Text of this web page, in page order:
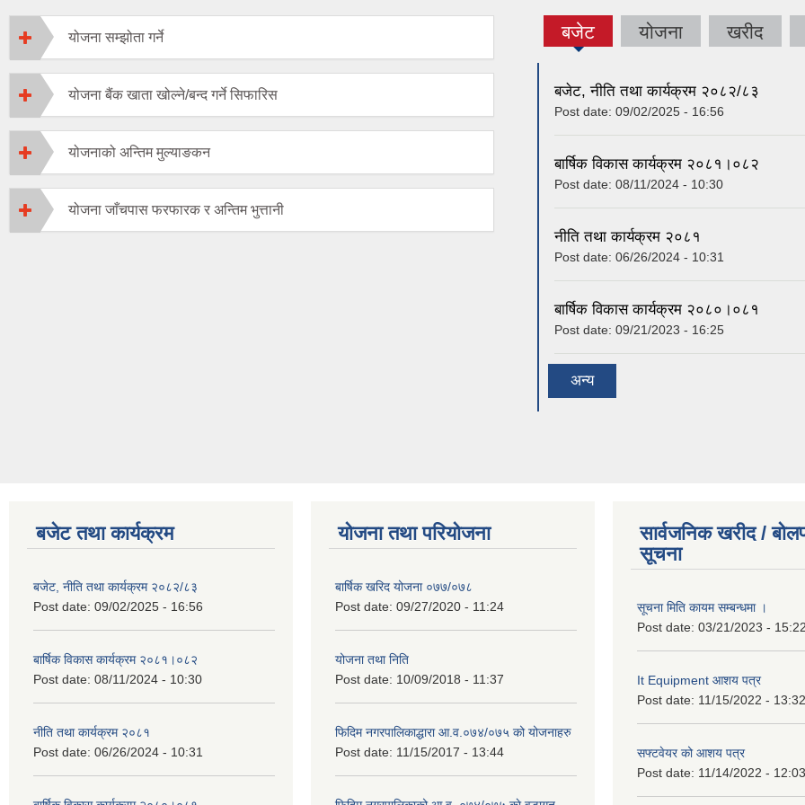
योजना सम्झोता गर्ने
योजना बैंक खाता खोल्ने/बन्द गर्ने सिफारिस
योजनाको अन्तिम मुल्याङकन
योजना जाँचपास फरफारक र अन्तिम भुत्तानी
बजेट
(active
योजना खरीद
बजेट, नीति तथा कार्यक्रम २०८२/८३
Post date: 09/02/2025 - 16:56
बार्षिक विकास कार्यक्रम २०८१।०८२
Post date: 08/11/2024 - 10:30
नीति तथा कार्यक्रम २०८१
Post date: 06/26/2024 - 10:31
बार्षिक विकास कार्यक्रम २०८०।०८१
Post date: 09/21/2023 - 16:25
अन्य
बजेट तथा कार्यक्रम
बजेट, नीति तथा कार्यक्रम २०८२/८३
Post date: 09/02/2025 - 16:56
बार्षिक विकास कार्यक्रम २०८१।०८२
Post date: 08/11/2024 - 10:30
नीति तथा कार्यक्रम २०८१
Post date: 06/26/2024 - 10:31
योजना तथा परियोजना
बार्षिक खरिद योजना ०७७/०७८
Post date: 09/27/2020 - 11:24
योजना तथा निति
Post date: 10/09/2018 - 11:37
फिदिम नगरपालिकाद्धारा आ.व.०७४/०७५ को योजनाहरु
Post date: 11/15/2017 - 13:44
सार्वजनिक खरीद /
सूचना
सूचना मिति कायम सम्बन्धमा ।
Post date: 03/21/2023 - 15:22
It Equipment आशय पत्र
Post date: 11/15/2022 - 13:32
सफ्टवेयर को आशय पत्र
Post date: 11/14/2022 - 12:03